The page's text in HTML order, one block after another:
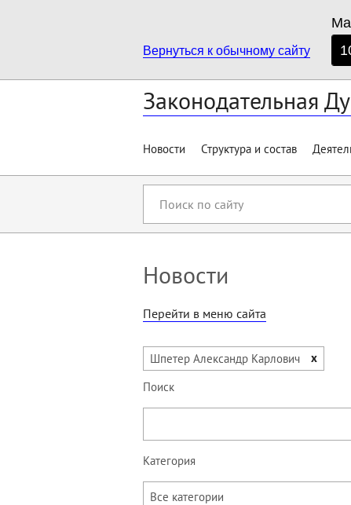
Вернуться к обычному сайту
Законодательная
Новости Структура и состав
сайту
Новости
Перейти в меню сайта
Шпетер Александр Карлович
x
Поиск
Категория
Все категории